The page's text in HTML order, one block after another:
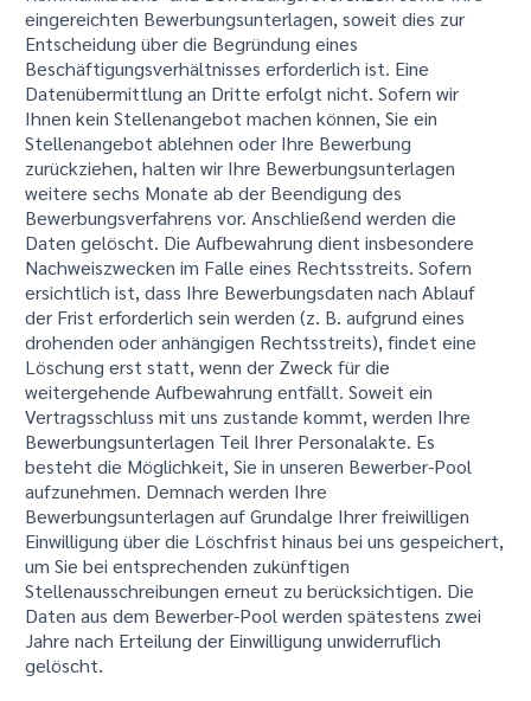
eingereichten Bewerbungsunterlagen, soweit dies zur
Entscheidung über die Begründung eines
Beschäftigungsverhältnisses erforderlich ist. Eine
Datenübermittlung an Dritte erfolgt nicht. Sofern wir
Ihnen kein Stellenangebot machen können, Sie ein
Stellenangebot ablehnen oder Ihre Bewerbung
zurückziehen, halten wir Ihre Bewerbungsunterlagen
weitere sechs Monate ab der Beendigung des
Bewerbungsverfahrens vor. Anschließend werden die
Daten gelöscht. Die Aufbewahrung dient insbesondere
Nachweiszwecken im Falle eines Rechtsstreits. Sofern
ersichtlich ist, dass Ihre Bewerbungsdaten nach Ablauf
der Frist erforderlich sein werden (z. B. aufgrund eines
drohenden oder anhängigen Rechtsstreits), findet eine
Löschung erst statt, wenn der Zweck für die
weitergehende Aufbewahrung entfällt. Soweit ein
Vertragsschluss mit uns zustande kommt, werden Ihre
Bewerbungsunterlagen Teil Ihrer Personalakte. Es
besteht die Möglichkeit, Sie in unseren Bewerber-Pool
aufzunehmen. Demnach werden Ihre
Bewerbungsunterlagen auf Grundalge Ihrer freiwilligen
Einwilligung über die Löschfrist hinaus bei uns gespeichert,
um Sie bei entsprechenden zukünftigen
Stellenausschreibungen erneut zu berücksichtigen. Die
Daten aus dem Bewerber-Pool werden spätestens zwei
Jahre nach Erteilung der Einwilligung unwiderruflich
gelöscht.